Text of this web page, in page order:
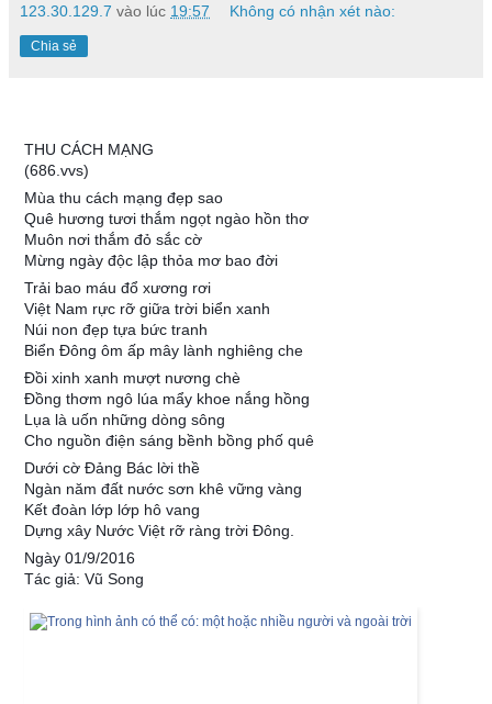
123.30.129.7 vào lúc 19:57 Không có nhận xét nào:
Chia sẻ
THU CÁCH MẠNG
(686.vvs)
Mùa thu cách mạng đẹp sao
Quê hương tươi thắm ngọt ngào hồn thơ
Muôn nơi thắm đỏ sắc cờ
Mừng ngày độc lập thỏa mơ bao đời
Trải bao máu đổ xương rơi
Việt Nam rực rỡ giữa trời biển xanh
Núi non đẹp tựa bức tranh
Biển Đông ôm ấp mây lành nghiêng che
Đồi xinh xanh mượt nương chè
Đồng thơm ngô lúa mẩy khoe nắng hồng
Lụa là uốn những dòng sông
Cho nguồn điện sáng bềnh bồng phố quê
Dưới cờ Đảng Bác lời thề
Ngàn năm đất nước sơn khê vững vàng
Kết đoàn lớp lớp hô vang
Dựng xây Nước Việt rỡ ràng trời Đông.
Ngày 01/9/2016
Tác giả: Vũ Song